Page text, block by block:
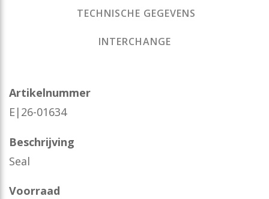
TECHNISCHE GEGEVENS
INTERCHANGE
Artikelnummer
E|26-01634
Beschrijving
Seal
Voorraad